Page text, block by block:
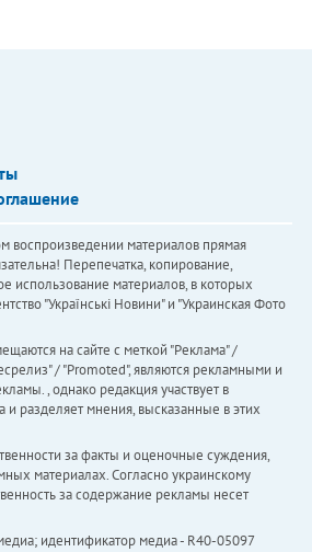
воспроизведении материалов прямая
Перепечатка, копирование,
использование материалов, в которых
"Українськi Новини" и "Украинская Фото
на сайте с меткой "Реклама" /
/ "Promoted", являются рекламными и
, однако редакция участвует в
и разделяет мнения, высказанные в этих
за факты и оценочные суждения,
материалах. Согласно украинскому
за содержание рекламы несет
идентификатор медиа - R40-05097